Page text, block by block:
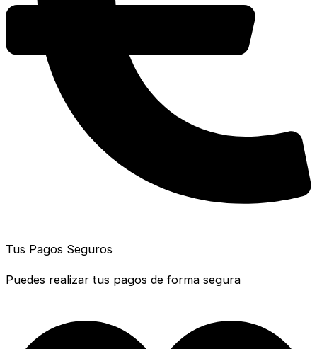
Tus Pagos Seguros
Puedes realizar tus pagos de forma segura